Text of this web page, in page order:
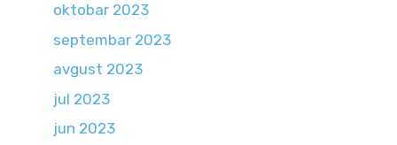
oktobar 2023
septembar 2023
avgust 2023
jul 2023
jun 2023